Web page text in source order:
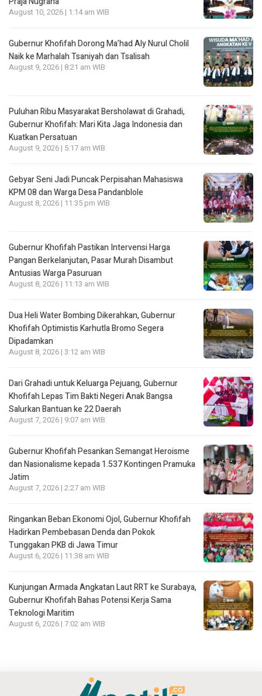
August 10, 2026 | 1:14 am WIB
Gubernur Khofifah Dorong Ma’had Aly Nurul Cholil
Naik ke Marhalah Tsaniyah dan Tsalisah
August 9, 2026 | 8:21 am WIB
Puluhan Ribu Masyarakat Bersholawat di Grahadi,
Gubernur Khofifah: Mari Kita Jaga Indonesia dan
Kuatkan Persatuan
August 9, 2026 | 5:17 am WIB
Gebyar Seni Jadi Puncak Perpisahan Mahasiswa
KPM 08 dan Warga Desa Pandanblole
August 8, 2026 | 11:35 pm WIB
Gubernur Khofifah Pastikan Intervensi Harga
Pangan Berkelanjutan, Pasar Murah Disambut
Antusias Warga Pasuruan
August 8, 2026 | 11:13 am WIB
Dua Heli Water Bombing Dikerahkan, Gubernur
Khofifah Optimistis Karhutla Bromo Segera
Dipadamkan
August 8, 2026 | 3:12 am WIB
Dari Grahadi untuk Keluarga Pejuang, Gubernur
Khofifah Lepas Tim Bakti Negeri Anak Bangsa
Salurkan Bantuan ke 22 Daerah
August 7, 2026 | 9:07 am WIB
Gubernur Khofifah Pesankan Semangat Heroisme
dan Nasionalisme kepada 1.537 Kontingen Pramuka
Jatim
August 7, 2026 | 2:27 am WIB
Ringankan Beban Ekonomi Ojol, Gubernur Khofifah
Hadirkan Pembebasan Denda dan Pokok
Tunggakan PKB di Jawa Timur
August 6, 2026 | 11:38 am WIB
Kunjungan Armada Angkatan Laut RRT ke Surabaya,
Gubernur Khofifah Bahas Potensi Kerja Sama
Teknologi Maritim
August 6, 2026 | 7:02 am WIB